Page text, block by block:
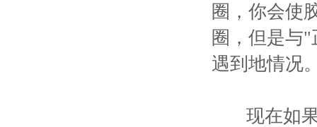
圈，你会使
圈，但是与
遇到地情况
现在如果